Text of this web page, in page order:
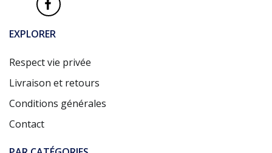
EXPLORER
Respect vie privée
Livraison et retours
Conditions générales
Contact